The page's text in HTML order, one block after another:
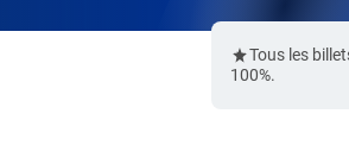
Tous les
100%.